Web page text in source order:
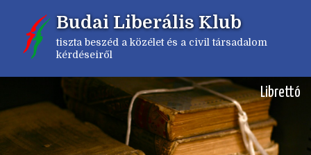
tartalomra
Budai Liberális Klub
tiszta beszéd a közélet és a civil társadalom
kérdéseiről
Librettó